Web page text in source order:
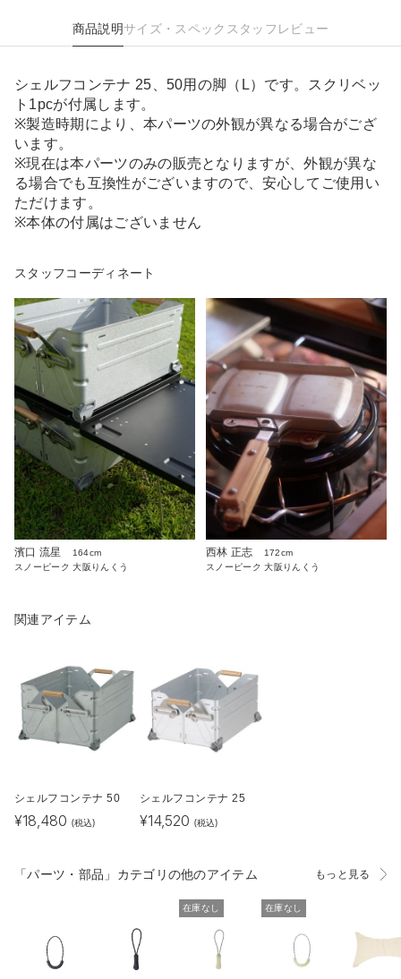
商品説明サイズ・スペック スタッフレビュー
シェルフコンテナ 25、50用の脚（L）です。スクリベッ
ト1pcが付属します。
※製造時期により、本パーツの外観が異なる場合がござ
います。
※現在は本パーツのみの販売となりますが、外観が異な
る場合でも互換性がございますので、安心してご使用い
ただけます。
※本体の付属はございません
スタッフコーディネート
濱口 流星
164cm
スノーピーク 大阪りんくう
西林 正志
172cm
スノーピーク 大阪りんくう
関連アイテム
シェルフコンテナ 50
¥18,480 (税込)
シェルフコンテナ 25
¥14,520 (税込)
「パーツ・部品」カテゴリの他のアイテム もっと見る
在庫なし 在庫なし